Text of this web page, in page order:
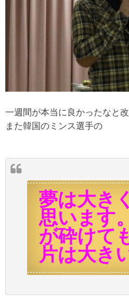
一週間が本当に良かったなと
また韓国のミンス選手の
夢は大き
思います
が砕けて
片は大き